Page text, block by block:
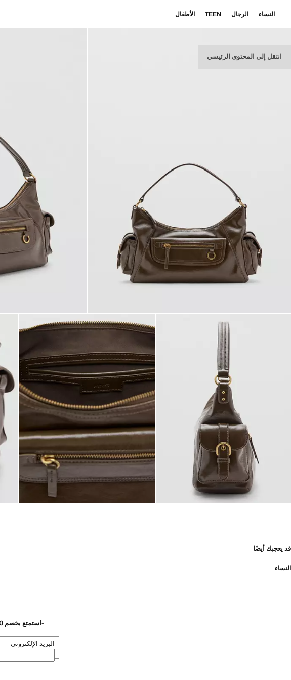
انتقل إلى المحتوى الرئيسي
النساء الرجال TEEN الأطفال
قد يعجبك أيضًا
النساء
-استمتع بخصم 10% لتسوقك القادم عند اشتراكك في نشرتنا الاخبارية
البريد الإلكتروني